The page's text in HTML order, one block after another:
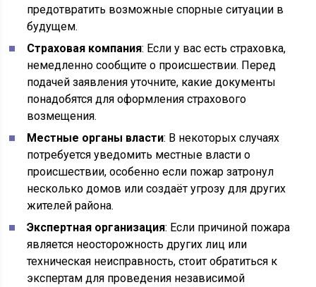
предотвратить возможные спорные ситуации в
будущем.
Страховая компания: Если у вас есть страховка,
немедленно сообщите о происшествии. Перед
подачей заявления уточните, какие документы
понадобятся для оформления страхового
возмещения.
Местные органы власти: В некоторых случаях
потребуется уведомить местные власти о
происшествии, особенно если пожар затронул
несколько домов или создаёт угрозу для других
жителей района.
Экспертная организация: Если причиной пожара
является неосторожность других лиц или
техническая неисправность, стоит обратиться к
экспертам для проведения независимой